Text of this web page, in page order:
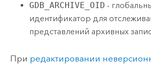
GDB_ARCHIVE_OID -
идентификатор для
представлений архивных
При редактировании